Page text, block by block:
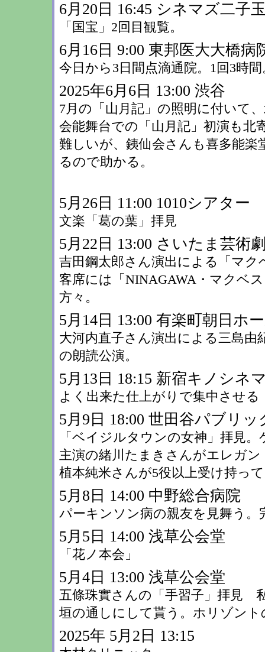
6月20日 16:45 シネマズ二子
「国宝」2回目観覧。
6月16日 9:00 東邦医大大橋病
今日から3日間点滴通院。1回3時間
2025年6月6日 13:00 渋谷
7月の「山月記」の照明に付いて
会能舞台での「山月記」初演も北
難しいが、銕仙会さんも喜多能
るので助かる。
5月26日 11:00 1010シアター
文楽「葛の葉」拝見
5月22日 13:00 さいたま芸術
吉田鋼太郎さん演出による「マ
客席には「NINAGAWA・マクベ
方々。
5月14日 13:00 有楽町朝日ホ
大河内直子さん演出による三島由
の朗読公演。
5月13日 18:15 新宿キノシ
よく出来た仕上がりで集中させ
5月9日 18:00 世田谷パブリ
「ベイジルタウンの女神」拝見
主演の緒川たまきさんがエレガ
植本純米さんが5役以上受け持っ
5月8日 14:00 中野総合病院
パーキンソン病の親友を見舞う。
5月5日 14:00 浅草公会堂
「花ノ本会」
5月4日 13:00 浅草公会堂
五條珠實さんの「手習子」拝見
垣の通しにして貰う。ホリゾント
2025年 5月2日 13:15